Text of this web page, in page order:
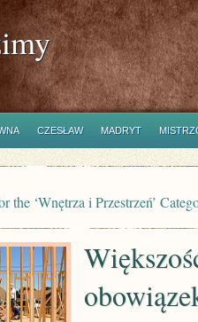
CZESŁAW MADRYT
the ‘Wnętrza i Przestrzeń’